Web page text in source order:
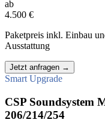
ab
4.500 €
Paketpreis inkl. Einbau
Ausstattung
Jetzt anfragen →
Smart Upgrade
CSP Soundsystem
206/214/254